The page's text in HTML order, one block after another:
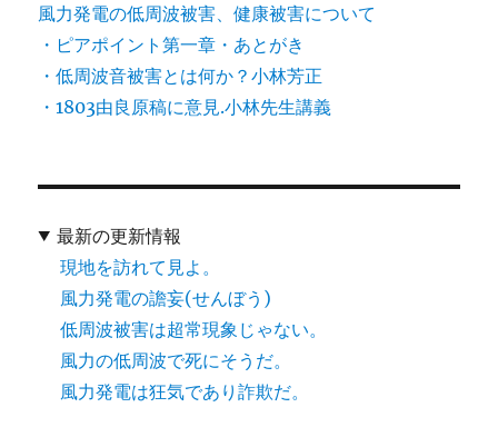
風力発電の低周波被害、健康被害について
・ピアポイント第一章・あとがき
・低周波音被害とは何か？小林芳正
・1803由良原稿に意見.小林先生講義
最新の更新情報
現地を訪れて見よ。
風力発電の譫妄(せんぼう)
低周波被害は超常現象じゃない。
風力の低周波で死にそうだ。
風力発電は狂気であり詐欺だ。